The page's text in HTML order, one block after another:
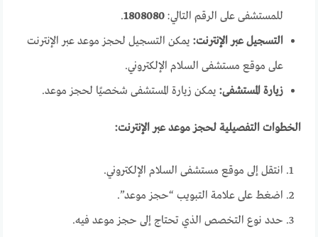
للمستشفى على الرقم التالي:1808080
.
التسجيل عبر الإنترنت: يمكن التسجيل لحجز موعد عبر الإنترنت
على موقع مستشفى السلام الإلكتروني.
زيارة المستشفى: يمكن زيارة المستشفى شخصيًا لحجز موعد.
الخطوات التفصيلية لحجز موعد عبر الإنترنت:
انتقل إلى موقع مستشفى السلام الإلكتروني.
اضغط على علامة التبويب “حجز موعد”.
حدد نوع التخصص الذي تحتاج إلى حجز موعد فيه.